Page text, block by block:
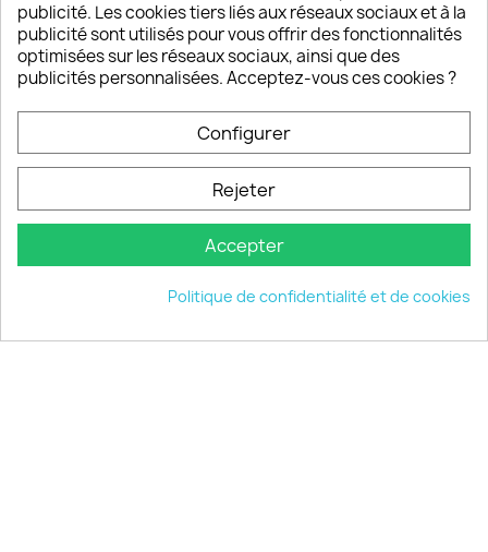
Un SAV à votre écoute
Notre SAV est disponible 6/7J de 10h à 18H
keyboard_arrow_down
© 2026 - choisistacoque.com
publicité. Les cookies tiers liés aux réseaux sociaux et à la
publicité sont utilisés pour vous offrir des fonctionnalités
optimisées sur les réseaux sociaux, ainsi que des
publicités personnalisées. Acceptez-vous ces cookies ?
Configurer
Rejeter
Accepter
Politique de confidentialité et de cookies